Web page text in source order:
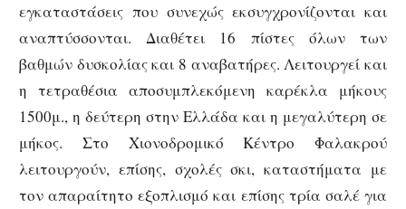
εγκαταστάσεις που συνεχώς εκσυγχρονίζονται και
αναπτύσσονται. Διαθέτει 16 πίστες όλων των
βαθμών δυσκολίας και 8 αναβατήρες. Λειτουργεί και
η τετραθέσια αποσυμπλεκόμενη καρέκλα μήκους
1500μ., η δεύτερη στην Ελλάδα και η μεγαλύτερη σε
μήκος. Στο Χιονοδρομικό Κέντρο Φαλακρού
λειτουργούν, επίσης, σχολές σκι, καταστήματα με
τον απαραίτητο εξοπλισμό και επίσης τρία σαλέ για